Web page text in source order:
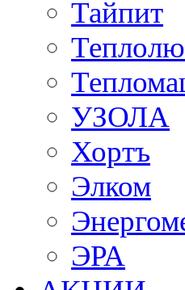
Тайпит
УЗОЛА
Хортъ
Элком
ЭРА